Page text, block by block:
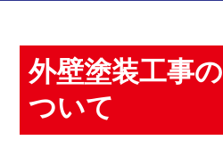
外壁塗装工事
ついて